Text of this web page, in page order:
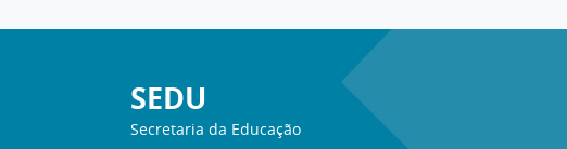
SEDU
Secretaria da Educação